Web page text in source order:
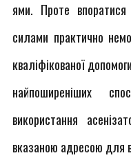
ями. Проте
силами практично
кваліфікованої
найпоширеніших
використання
вказаною адресою для